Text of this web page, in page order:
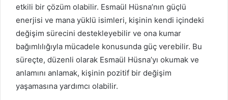
etkili bir çözüm olabilir. Esmaül Hüsna’nın güçlü
enerjisi ve mana yüklü isimleri, kişinin kendi içindeki
değişim sürecini destekleyebilir ve ona kumar
bağımlılığıyla mücadele konusunda güç verebilir. Bu
süreçte, düzenli olarak Esmaül Hüsna’yı okumak ve
anlamını anlamak, kişinin pozitif bir değişim
yaşamasına yardımcı olabilir.